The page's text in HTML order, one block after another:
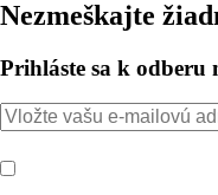
Nezmeškajte
Prihláste sa k odberu